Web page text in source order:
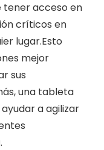
tener acceso en
críticos en
lugar.Esto
mejor
sus
una tableta
a agilizar